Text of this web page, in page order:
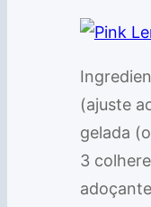
(ajuste
gelada
3